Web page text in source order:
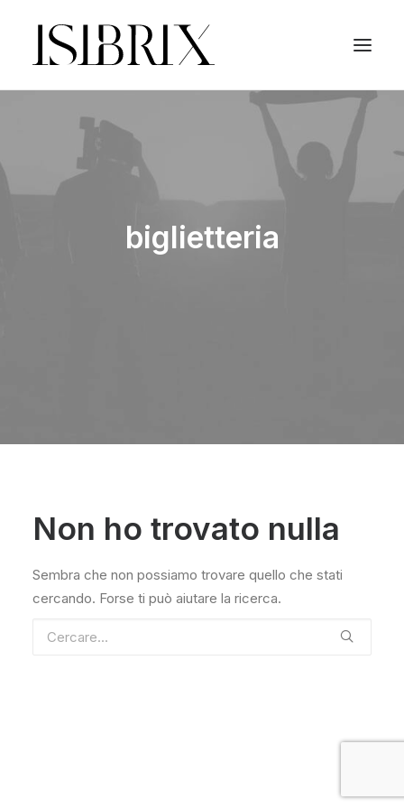
biglietteria
Non ho trovato nulla
Sembra che non possiamo trovare quello che stati
cercando. Forse ti può aiutare la ricerca.